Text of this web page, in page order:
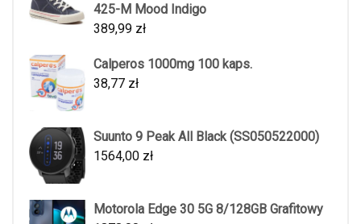
425-M Mood Indigo
389,99 zł
Calperos 1000mg 100 kaps.
38,77 zł
Suunto 9 Peak All Black (SS050522000)
1564,00 zł
Motorola Edge 30 5G 8/128GB Grafitowy